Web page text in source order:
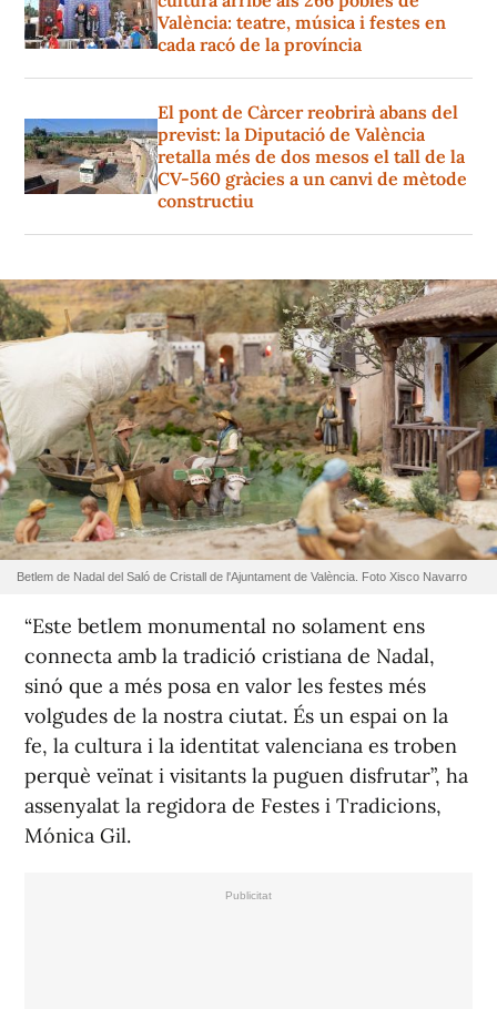
València: teatre, música i festes en
cada racó de la província
El pont de Càrcer reobrirà abans del
previst: la Diputació de València
retalla més de dos mesos el tall de la
CV-560 gràcies a un canvi de mètode
constructiu
Betlem de Nadal del Saló de Cristall de l'Ajuntament de València. Foto Xisco Navarro
“Este betlem monumental no solament ens
connecta amb la tradició cristiana de Nadal,
sinó que a més posa en valor les festes més
volgudes de la nostra ciutat. És un espai on la
fe, la cultura i la identitat valenciana es troben
perquè veïnat i visitants la puguen disfrutar”, ha
assenyalat la regidora de Festes i Tradicions,
Mónica Gil.